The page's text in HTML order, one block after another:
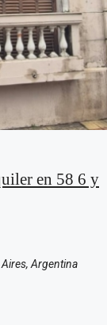
en 58 6 y
Aires, Argentina